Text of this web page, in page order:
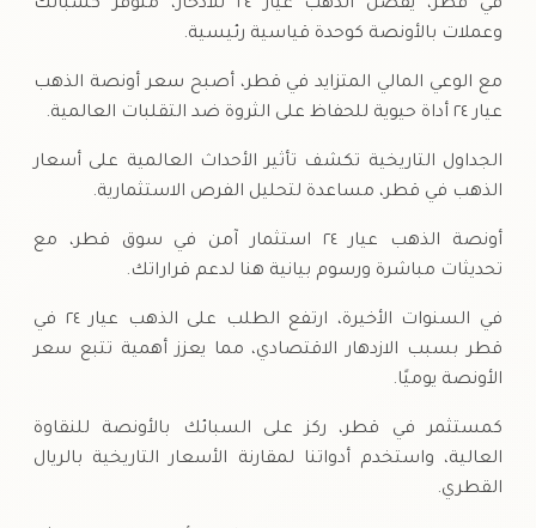
في قطر، يُفضل الذهب عيار ٢٤ للادخار، متوفر كسبائك
وعملات بالأونصة كوحدة قياسية رئيسية.
مع الوعي المالي المتزايد في قطر، أصبح سعر أونصة الذهب
عيار ٢٤ أداة حيوية للحفاظ على الثروة ضد التقلبات العالمية.
الجداول التاريخية تكشف تأثير الأحداث العالمية على أسعار
الذهب في قطر، مساعدة لتحليل الفرص الاستثمارية.
أونصة الذهب عيار ٢٤ استثمار آمن في سوق قطر، مع
تحديثات مباشرة ورسوم بيانية هنا لدعم قراراتك.
في السنوات الأخيرة، ارتفع الطلب على الذهب عيار ٢٤ في
قطر بسبب الازدهار الاقتصادي، مما يعزز أهمية تتبع سعر
الأونصة يوميًا.
كمستثمر في قطر، ركز على السبائك بالأونصة للنقاوة
العالية، واستخدم أدواتنا لمقارنة الأسعار التاريخية بالريال
القطري.